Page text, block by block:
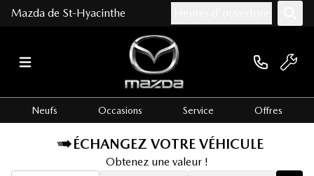
Mazda de St-Hyacinthe
Neufs Occasions Service Offres
ÉCHANGEZ VOTRE VÉHICULE
Obtenez une valeur !